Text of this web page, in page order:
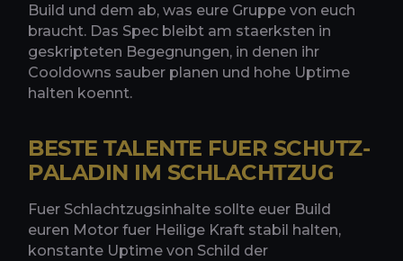
Build und dem ab, was eure Gruppe von euch
braucht. Das Spec bleibt am staerksten in
geskripteten Begegnungen, in denen ihr
Cooldowns sauber planen und hohe Uptime
halten koennt.
BESTE TALENTE FUER SCHUTZ-
PALADIN IM SCHLACHTZUG
Fuer Schlachtzugsinhalte sollte euer Build
euren Motor fuer Heilige Kraft stabil halten,
konstante Uptime von Schild der